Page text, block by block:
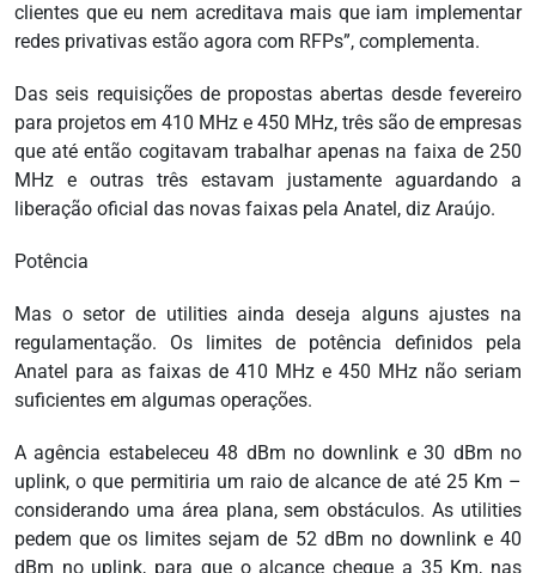
clientes que eu nem acreditava mais que iam implementar
redes privativas estão agora com RFPs”, complementa.
Das seis requisições de propostas abertas desde fevereiro
para projetos em 410 MHz e 450 MHz, três são de empresas
que até então cogitavam trabalhar apenas na faixa de 250
MHz e outras três estavam justamente aguardando a
liberação oficial das novas faixas pela Anatel, diz Araújo.
Potência
Mas o setor de utilities ainda deseja alguns ajustes na
regulamentação. Os limites de potência definidos pela
Anatel para as faixas de 410 MHz e 450 MHz não seriam
suficientes em algumas operações.
A agência estabeleceu 48 dBm no downlink e 30 dBm no
uplink, o que permitiria um raio de alcance de até 25 Km –
considerando uma área plana, sem obstáculos. As utilities
pedem que os limites sejam de 52 dBm no downlink e 40
dBm no uplink, para que o alcance chegue a 35 Km, nas